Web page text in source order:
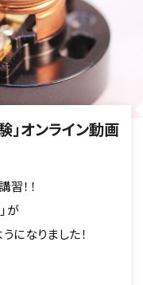
オンライン動画
！！
が
になりました！